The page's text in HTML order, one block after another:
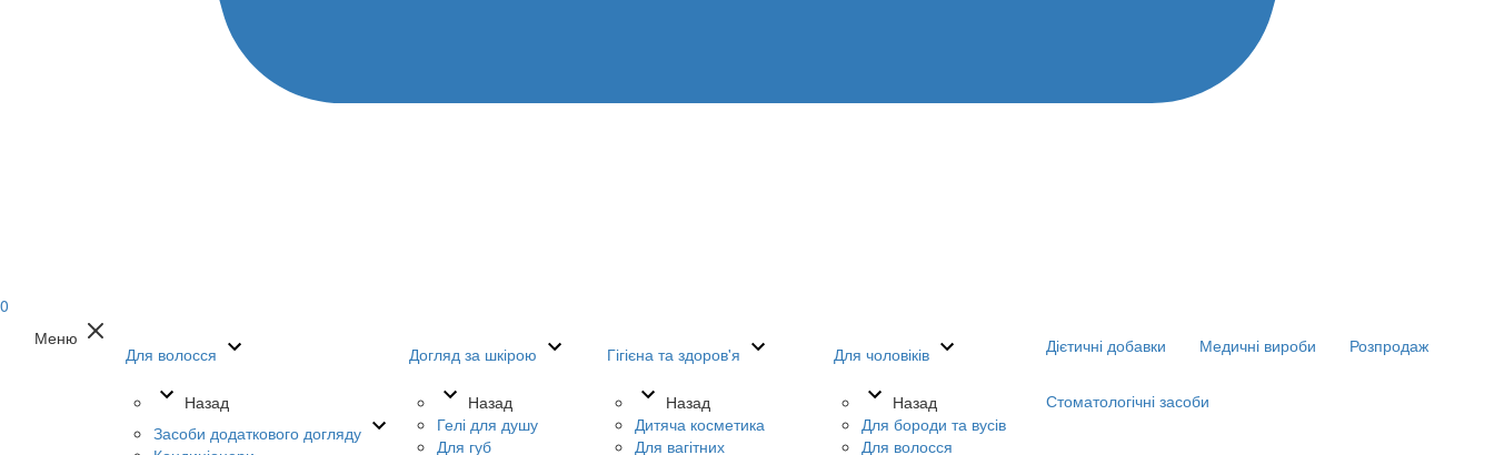
0
Меню
Для волосся
Назад
Засоби додаткового догляду
Догляд за шкірою
Назад
Гелі для душу
Для губ
Гігієна та здоров'я
Назад
Дитяча косметика
Для вагітних
Для чоловіків
Назад
Для бороди та вусів
Для волосся
Дієтичні добавки Медичні вироби Розпродаж
Стоматологічні засоби